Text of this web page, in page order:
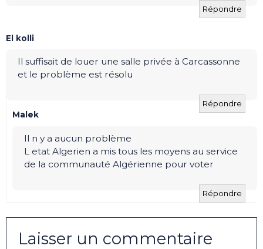
Répondre
El kolli
Il suffisait de louer une salle privée à Carcassonne
et le problème est résolu
Répondre
Malek
Il n y a aucun problème
L etat Algerien a mis tous les moyens au service
de la communauté Algérienne pour voter
Répondre
Laisser un commentaire